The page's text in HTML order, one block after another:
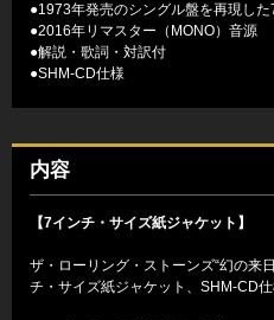
●1973年発売のシングル盤を再現し
●2016年リマスター（MONO）音源
●解説・歌詞・対訳付
●SHM-CD仕様
内容
【7インチ・サイズ紙ジャケット】
ザ・ローリング・ストーンズ“幻の来
チ・サイズ紙ジャケット、SHM-CD仕